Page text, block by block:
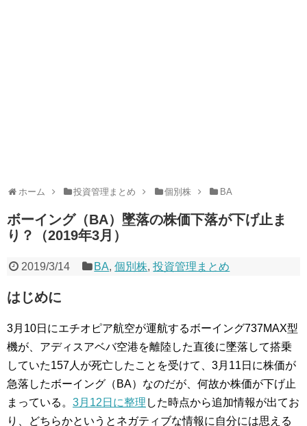
ホーム 投資管理まとめ 個別株 BA
ボーイング（BA）墜落の株価下落が下げ止ま
り？（2019年3月）
2019/3/14 BA,個別株,投資管理まとめ
はじめに
3月10日にエチオピア航空が運航するボーイング737MAX型
機が、アディスアベバ空港を離陸した直後に墜落して搭乗
していた157人が死亡したことを受けて、3月11日に株価が
急落したボーイング（BA）なのだが、何故か株価が下げ止
まっている。 3月12日に整理 した時点から追加情報が出てお
り、どちらかというとネガティブな情報に自分には思える